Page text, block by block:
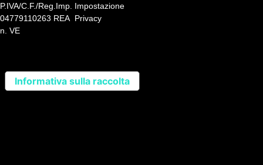
P.IVA/C.F./Reg.Imp.
04779110263 REA
n. VE
Impostazione
Privacy
Informativa sulla raccolta